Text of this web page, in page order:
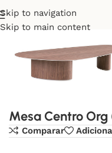
Skip to navigation
Skip to main content
Início Mesas de centro
Mesa Centro Org
Comparar